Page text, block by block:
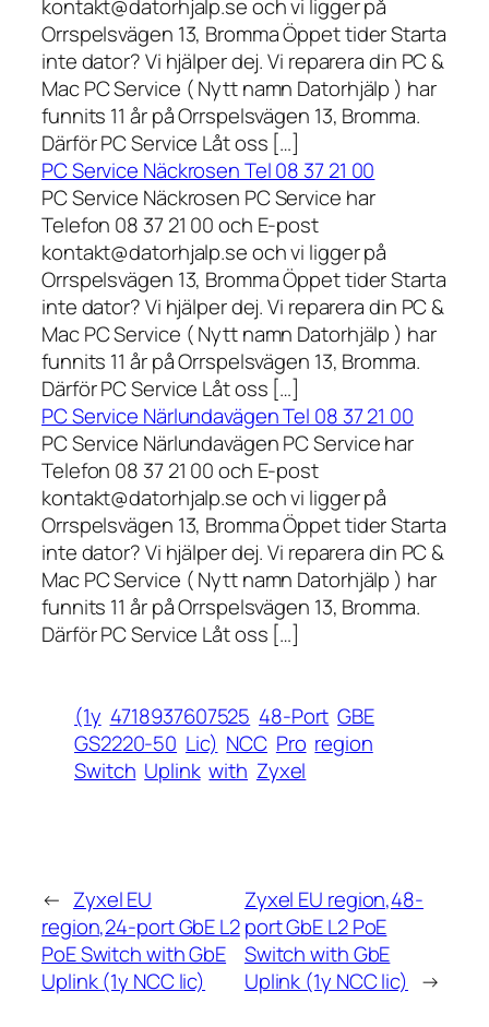
kontakt@datorhjalp.se och vi ligger på
Orrspelsvägen 13, Bromma Öppet tider Starta
inte dator? Vi hjälper dej. Vi reparera din PC &
Mac PC Service ( Nytt namn Datorhjälp ) har
funnits 11 år på Orrspelsvägen 13, Bromma.
Därför PC Service Låt oss […]
PC Service Näckrosen Tel 08 37 21 00
PC Service Näckrosen PC Service har
Telefon 08 37 21 00 och E-post
kontakt@datorhjalp.se och vi ligger på
Orrspelsvägen 13, Bromma Öppet tider Starta
inte dator? Vi hjälper dej. Vi reparera din PC &
Mac PC Service ( Nytt namn Datorhjälp ) har
funnits 11 år på Orrspelsvägen 13, Bromma.
Därför PC Service Låt oss […]
PC Service Närlundavägen Tel 08 37 21 00
PC Service Närlundavägen PC Service har
Telefon 08 37 21 00 och E-post
kontakt@datorhjalp.se och vi ligger på
Orrspelsvägen 13, Bromma Öppet tider Starta
inte dator? Vi hjälper dej. Vi reparera din PC &
Mac PC Service ( Nytt namn Datorhjälp ) har
funnits 11 år på Orrspelsvägen 13, Bromma.
Därför PC Service Låt oss […]
(1y 4718937607525 48-Port GBE
GS2220-50 Lic) NCC Pro region
Switch Uplink with Zyxel
← Zyxel EU
region,24-port GbE L2
PoE Switch with GbE
Uplink (1y NCC lic)
Zyxel EU region,48-
port GbE L2 PoE
Switch with GbE
Uplink (1y NCC lic) →